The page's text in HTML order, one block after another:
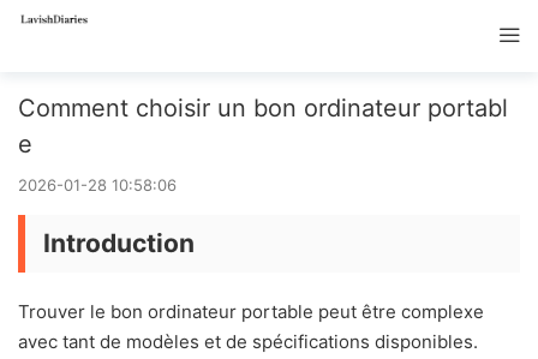
Comment choisir un bon ordinateur portabl
e
2026-01-28 10:58:06
Introduction
Trouver le bon ordinateur portable peut être complexe
avec tant de modèles et de spécifications disponibles.